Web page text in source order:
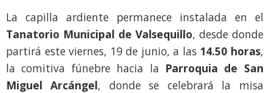
La capilla ardiente permanece instalada en el
Tanatorio Municipal de Valsequillo, desde donde
partirá este viernes, 19 de junio, a las 14.50 horas,
la comitiva fúnebre hacia la Parroquia de San
Miguel Arcángel, donde se celebrará la misa